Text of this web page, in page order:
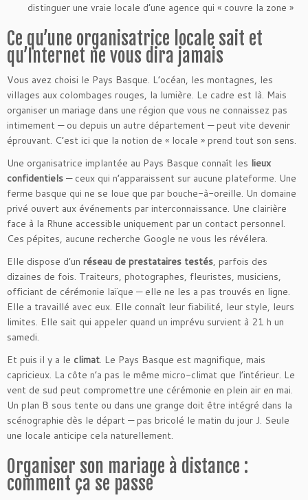
distinguer une vraie locale d’une agence qui « couvre la zone »
Ce qu’une organisatrice locale sait et
qu’Internet ne vous dira jamais
Vous avez choisi le Pays Basque. L’océan, les montagnes, les
villages aux colombages rouges, la lumière. Le cadre est là. Mais
organiser un mariage dans une région que vous ne connaissez pas
intimement — ou depuis un autre département — peut vite devenir
éprouvant. C’est ici que la notion de « locale » prend tout son sens.
Une organisatrice implantée au Pays Basque connaît les lieux
confidentiels — ceux qui n’apparaissent sur aucune plateforme. Une
ferme basque qui ne se loue que par bouche-à-oreille. Un domaine
privé ouvert aux événements par interconnaissance. Une clairière
face à la Rhune accessible uniquement par un contact personnel.
Ces pépites, aucune recherche Google ne vous les révélera.
Elle dispose d’un réseau de prestataires testés, parfois des
dizaines de fois. Traiteurs, photographes, fleuristes, musiciens,
officiant de cérémonie laïque — elle ne les a pas trouvés en ligne.
Elle a travaillé avec eux. Elle connaît leur fiabilité, leur style, leurs
limites. Elle sait qui appeler quand un imprévu survient à 21 h un
samedi.
Et puis il y a le climat. Le Pays Basque est magnifique, mais
capricieux. La côte n’a pas le même micro-climat que l’intérieur. Le
vent de sud peut compromettre une cérémonie en plein air en mai.
Un plan B sous tente ou dans une grange doit être intégré dans la
scénographie dès le départ — pas bricolé le matin du jour J. Seule
une locale anticipe cela naturellement.
Organiser son mariage à distance :
comment ça se passe